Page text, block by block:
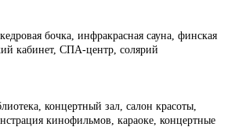
кедровая бочка, инфракрасная сауна, финская
кабинет, СПА-центр, солярий
концертный зал, салон красоты,
кинофильмов, караоке, концертные